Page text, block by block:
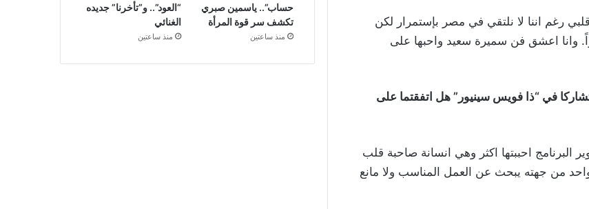
رغم اننا لا نلتقي في مصر بإستمرار لكن
وانا اعشق فن سميرة سعيد واحبها على
في “ذا فويس سينيور” هل اتفقتما على
البرنامج احببتها اكثر وهي انسانة صاحبة قلب
من جهته يبحث عن العمل المناسب ولا مانع
حساب”.. ياسمين صبري
تكشف سر قوة المرأة
منذ ساعتين
“العود”.. و”تأخرنا” جديده
الغنائي
منذ ساعتين